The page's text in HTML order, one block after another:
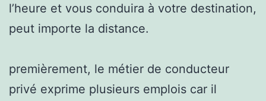
l’heure et vous conduira à votre destination,
peut importe la distance.
premièrement, le métier de conducteur
privé exprime plusieurs emplois car il